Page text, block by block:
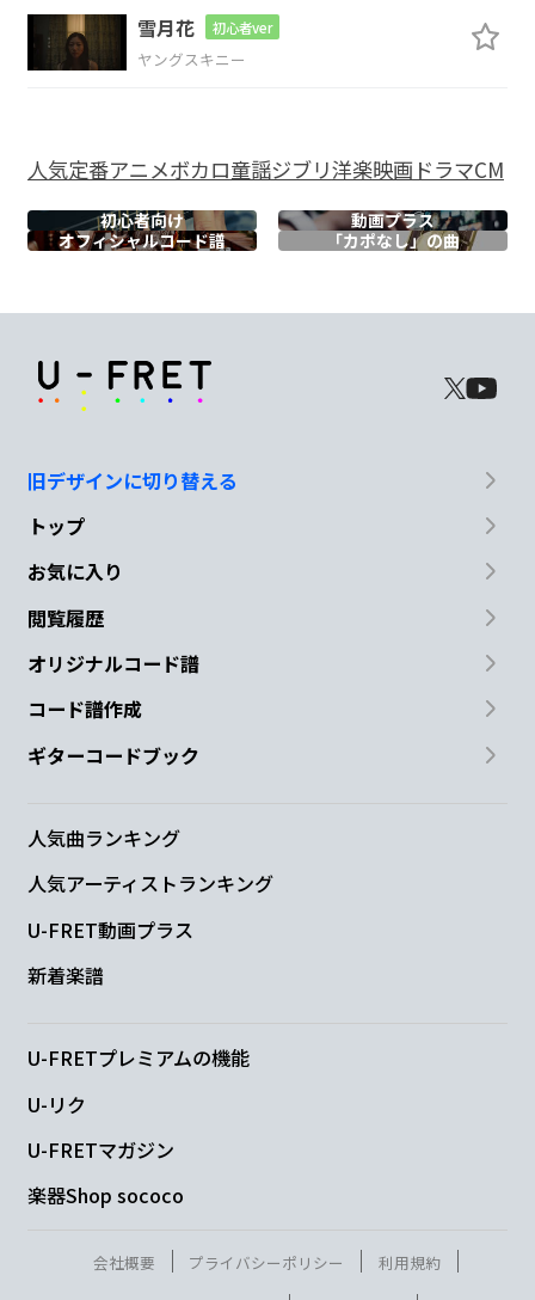
照らし ているよ 照らし
そんな君 と 一緒にい
今
涙だって笑
F#7
そんな君 と
僕 は誇
Bm A G
F#m A
雪月花 初心者ver
ヤングスキニー
人気定番アニメボカロ童謡ジブリ洋楽映画ドラマCM
初心者向け
動画プラス
オフィシャルコード譜 「カポなし」の曲
旧デザインに切り替える
トップ
お気に入り
閲覧履歴
オリジナルコード譜
コード譜作成
ギターコードブック
人気曲ランキング
人気アーティストランキング
U-FRET動画プラス
新着楽譜
U-FRETプレミアムの機能
U-リク
U-FRETマガジン
楽器Shop sococo
会社概要 プライバシーポリシー
利用規約